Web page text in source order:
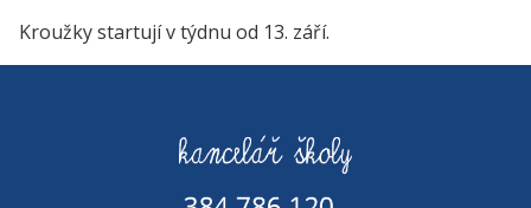
Kroužky startují v týdnu od 13. září.